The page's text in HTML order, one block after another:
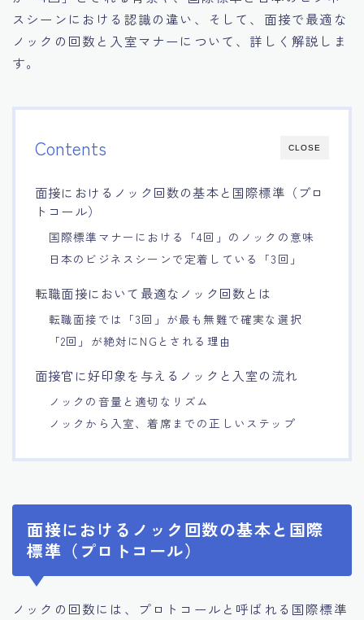
18.転職後の職場に適応するためのヒント
スシーンにおける認識の違い、そして、面接で最適な
ノックの回数と入室マナーについて、詳しく解説しま
す。
CLOSE
Contents
面接におけるノック回数の基本と国際標準（プロ
トコール）
国際標準マナーにおける「4回」のノックの意味
日本のビジネスシーンで定着している「3回」
転職面接において最適なノック回数とは
転職面接では「3回」が最も無難で確実な選択
「2回」が絶対にNGとされる理由
面接官に好印象を与えるノックと入室の流れ
ノックの音量と適切なリズム
ノックから入室、着席までの正しいステップ
面接におけるノック回数の基本と国際
標準（プロトコール）
ノックの回数には、プロトコールと呼ばれる国際標準